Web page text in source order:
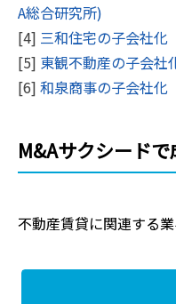
A総合研究所)
[4] 三和住宅の子会社化
[5] 東観不動産の子会社
[6] 和泉商事の子会社化
M&Aサクシード
不動産賃貸に関連する